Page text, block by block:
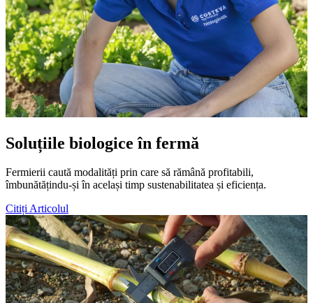
Soluțiile biologice în fermă
Fermierii caută modalități prin care să rămână profitabili,
îmbunătățindu-și în același timp sustenabilitatea și eficiența.
Citiți Articolul